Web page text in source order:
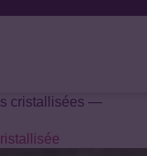
cristallisées —